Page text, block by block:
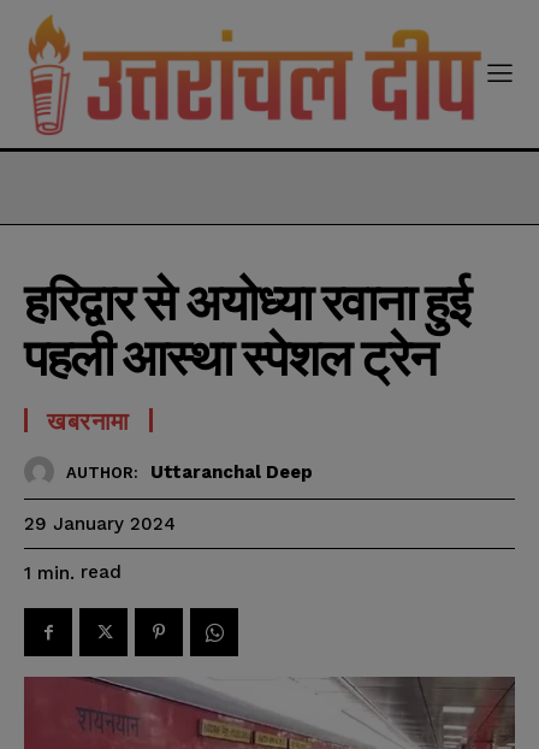
हरिद्वार से अयोध्या रवाना हुई
पहली आस्था स्पेशल ट्रेन
खबरनामा
AUTHOR: Uttaranchal Deep
29 January 2024
1 min. read